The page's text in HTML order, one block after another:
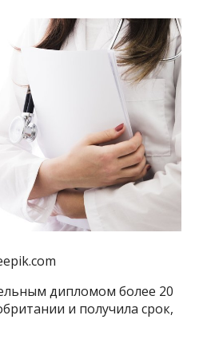
дипломом более 20
и получила срок,